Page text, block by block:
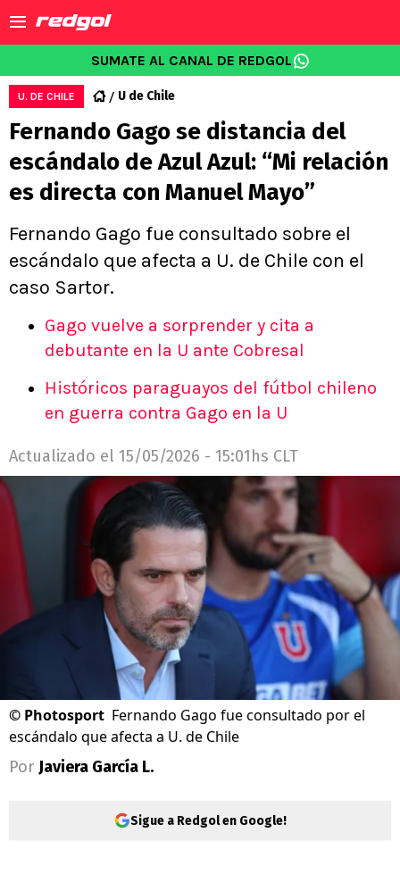
SUMATE AL CANAL DE REDGOL
U. DE CHILE U de Chile
Fernando Gago se distancia del
escándalo de Azul Azul: “Mi relación
es directa con Manuel Mayo”
Fernando Gago fue consultado sobre el
escándalo que afecta a U. de Chile con el
caso Sartor.
Gago vuelve a sorprender y cita a
debutante en la U ante Cobresal
Históricos paraguayos del fútbol chileno
en guerra contra Gago en la U
Actualizado el 15/05/2026 - 15:01hs CLT
© Photosport Fernando Gago fue consultado por el
escándalo que afecta a U. de Chile
Por Javiera García L.
Sigue a Redgol en Google!